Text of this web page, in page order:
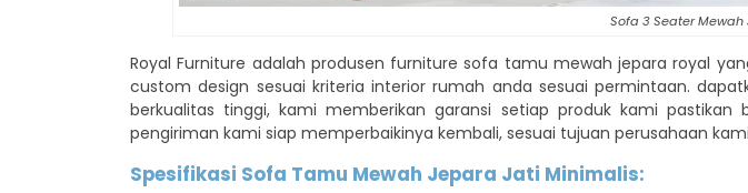
Sofa 3 Seater
Royal Furniture adalah produsen furniture sofa tamu mewah jepara royal
custom design sesuai kriteria interior rumah anda sesuai permintaan.
berkualitas tinggi, kami memberikan garansi setiap produk kami
pengiriman kami siap memperbaikinya kembali, sesuai tujuan perusahaan
Spesifikasi Sofa Tamu Mewah Jepara Jati Minimalis: